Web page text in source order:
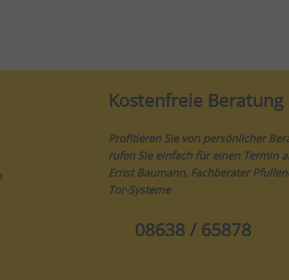
Kostenfreie Beratung
Profitieren Sie von persönlicher
rufen Sie einfach für einen Termin
Ernst Baumann, Fachberater
Tor-Systeme
08638 / 65878